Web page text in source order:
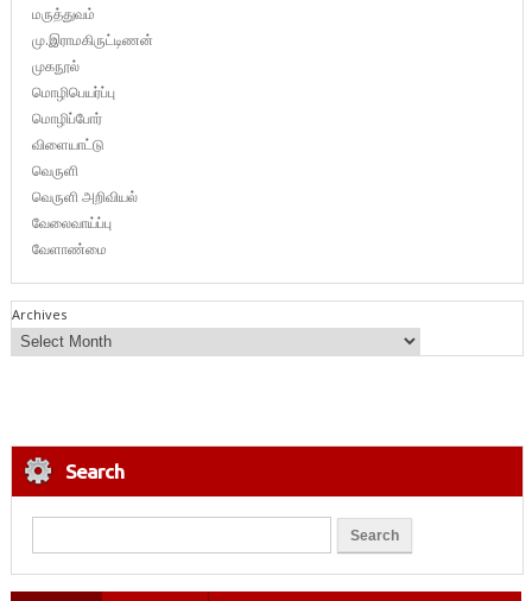
மருத்துவம்
மு.இராமகிருட்டிணன்
முகநூல்
மொழிபெயர்ப்பு
மொழிப்போர்
விளையாட்டு
வெருளி
வெருளி அறிவியல்
வேலைவாய்ப்பு
வேளாண்மை
Archives
Search